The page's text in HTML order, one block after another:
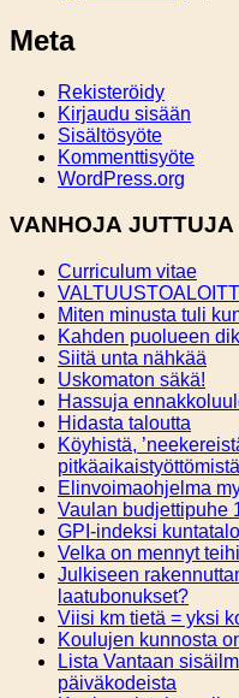
Meta
Rekisteröidy
Kirjaudu sisään
Sisältösyöte
Kommenttisyöte
WordPress.org
VANHOJA JUTTUJA
Curriculum vitae
Miten minusta tuli
Kahden puolueen
Siitä unta nähkää
Uskomaton säkä!
Hassuja
Hidasta taloutta
Köyhistä,
pitkäaikaistyöttömistä
Elinvoimaohjelma
Vaulan budjettipuhe
GPI-indeksi
Velka on mennyt
Julkiseen
laatubonukset?
Viisi km tietä = yksi
Koulujen kunnosta
Lista Vantaan
päiväkodeista